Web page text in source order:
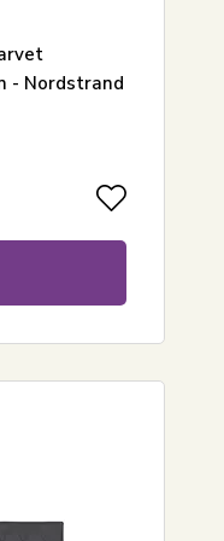
- Nordstrand